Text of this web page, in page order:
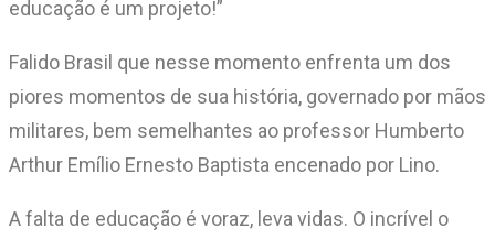
educação é um projeto!”
Falido Brasil que nesse momento enfrenta um dos
piores momentos de sua história, governado por mãos
militares, bem semelhantes ao professor Humberto
Arthur Emílio Ernesto Baptista encenado por Lino.
A falta de educação é voraz, leva vidas. O incrível o